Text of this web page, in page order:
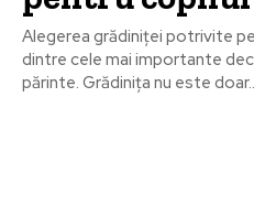
Alegerea grădiniței potrivite
dintre cele mai importante
părinte. Grădinița nu este